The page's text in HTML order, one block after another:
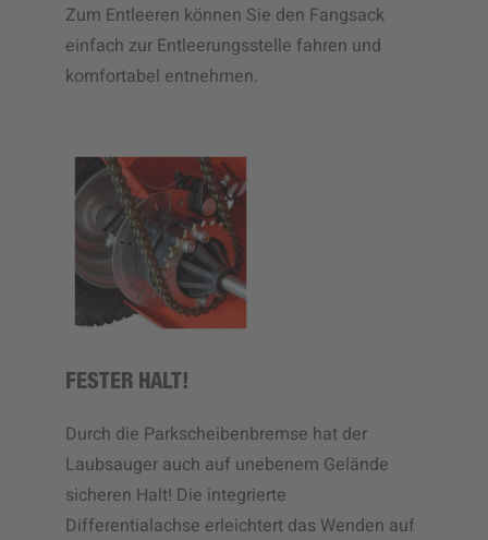
Zum Entleeren können Sie den Fangsack
einfach zur Entleerungsstelle fahren und
komfortabel entnehmen.
FESTER HALT!
Durch die Parkscheibenbremse hat der
Laubsauger auch auf unebenem Gelände
sicheren Halt! Die integrierte
Differentialachse erleichtert das Wenden auf